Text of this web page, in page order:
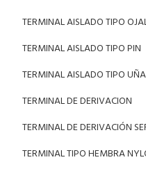
TERMINAL AISLADO TIPO
TERMINAL AISLADO TIPO PIN
TERMINAL AISLADO TIPO UÑA
TERMINAL DE DERIVACION
TERMINAL DE DERIVACIÓN
TERMINAL TIPO HEMBRA